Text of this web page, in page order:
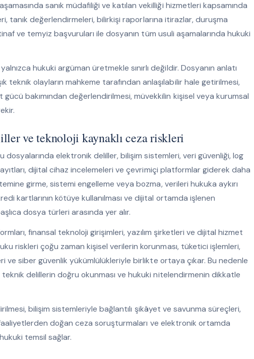
sanık müdafiliği ve katılan vekilliği hizmetleri kapsamında
tanık değerlendirmeleri, bilirkişi raporlarına itirazlar, duruşma
ve temyiz başvuruları ile dosyanın tüm usuli aşamalarında hukuki
hukuki argüman üretmekle sınırlı değildir. Dosyanın anlatı
teknik olayların mahkeme tarafından anlaşılabilir hale getirilmesi,
bakımından değerlendirilmesi, müvekkilin kişisel veya kurumsal
ve teknoloji kaynaklı ceza riskleri
dosyalarında elektronik deliller, bilişim sistemleri, veri güvenliği, log
dijital cihaz incelemeleri ve çevrimiçi platformlar giderek daha
girme, sistemi engelleme veya bozma, verileri hukuka aykırı
kartlarının kötüye kullanılması ve dijital ortamda işlenen
dosya türleri arasında yer alır.
finansal teknoloji girişimleri, yazılım şirketleri ve dijital hizmet
riskleri çoğu zaman kişisel verilerin korunması, tüketici işlemleri,
ve siber güvenlik yükümlülükleriyle birlikte ortaya çıkar. Bu nedenle
delillerin doğru okunması ve hukuki nitelendirmenin dikkatle
bilişim sistemleriyle bağlantılı şikâyet ve savunma süreçleri,
doğan ceza soruşturmaları ve elektronik ortamda
temsil sağlar.